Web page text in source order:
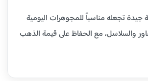
بمتانة جيدة تجعله مناسباً للمجوهرات اليومية
والسلاسل، مع الحفاظ على قيمة الذهب